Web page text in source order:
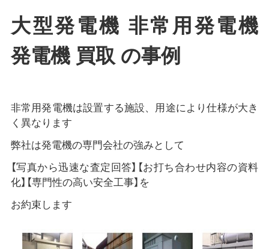
大型発電機 非常用発電機
発電機 買取 の事例
非常用発電機は設置する施設、用途により仕様が大き
く異なります
弊社は発電機の専門会社の強みとして
【写真から迅速な査定回答】【お打ち合わせ内容の資料
化】【専門性の高い安全工事】を
お約束します